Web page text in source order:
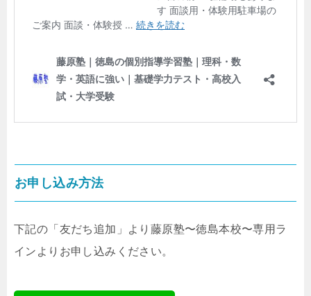
お申し込み方法
下記の「友だち追加」より藤原塾〜徳島本校〜専用ラ
インよりお申し込みください。